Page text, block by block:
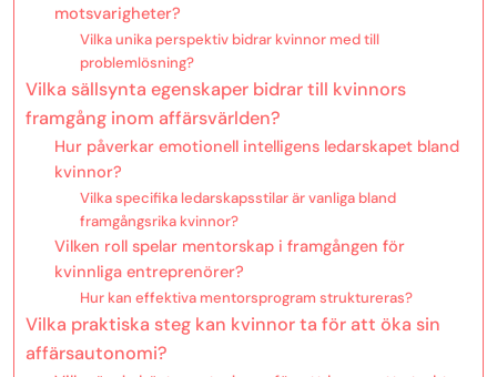
motsvarigheter?
Vilka unika perspektiv bidrar kvinnor med till
problemlösning?
Vilka sällsynta egenskaper bidrar till kvinnors
framgång inom affärsvärlden?
Hur påverkar emotionell intelligens ledarskapet bland
kvinnor?
Vilka specifika ledarskapsstilar är vanliga bland
framgångsrika kvinnor?
Vilken roll spelar mentorskap i framgången för
kvinnliga entreprenörer?
Hur kan effektiva mentorsprogram struktureras?
Vilka praktiska steg kan kvinnor ta för att öka sin
affärsautonomi?